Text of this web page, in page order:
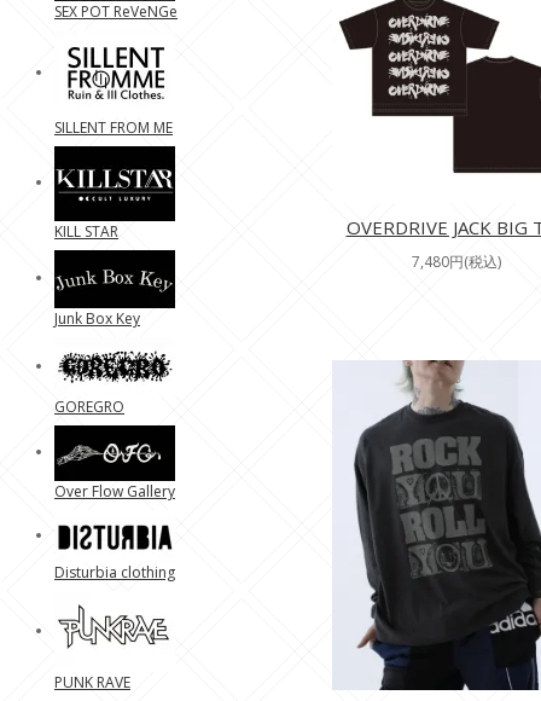
OVERDRIVE JACK BIG
7,480円(税込)
SEX POT ReVeNGe
SILLENT FROM ME
KILL STAR
Junk Box Key
GOREGRO
Over Flow Gallery
Disturbia clothing
PUNK RAVE